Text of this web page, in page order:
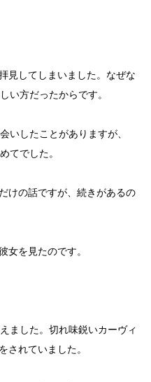
見してしまいました。なぜな
い方だったからです。
いしたことがありますが、
てでした。
けの話ですが、続きがあるの
女を見たのです。
ました。切れ味鋭いカーヴィ
されていました。